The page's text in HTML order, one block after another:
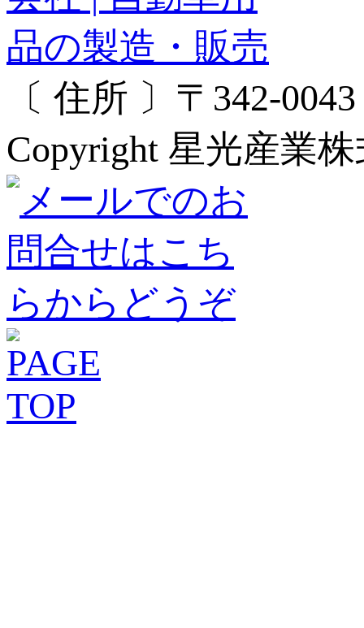
〔 住所 〕〒342-
Copyright 星光産業